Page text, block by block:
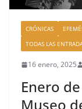
CRÓNICAS
TODAS LAS
16 enero, 2025
Enero
Museo